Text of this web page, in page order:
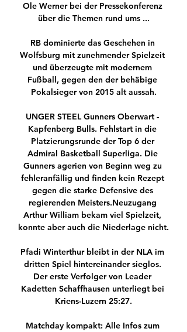
Ole Werner bei der Pressekonferenz
über die Themen rund ums ...
RB dominierte das Geschehen in
Wolfsburg mit zunehmender Spielzeit
und überzeugte mit modernem
Fußball, gegen den der behäbige
Pokalsieger von 2015 alt aussah.
UNGER STEEL Gunners Oberwart -
Kapfenberg Bulls. Fehlstart in die
Platzierungsrunde der Top 6 der
Admiral Basketball Superliga. Die
Gunners agerien von Beginn weg zu
fehleranfällig und finden kein Rezept
gegen die starke Defensive des
regierenden Meisters.Neuzugang
Arthur William bekam viel Spielzeit,
konnte aber auch die Niederlage nicht.
Pfadi Winterthur bleibt in der NLA im
dritten Spiel hintereinander sieglos.
Der erste Verfolger von Leader
Kadetten Schaffhausen unterliegt bei
Kriens-Luzern 25:27.
Matchday kompakt: Alle Infos zum